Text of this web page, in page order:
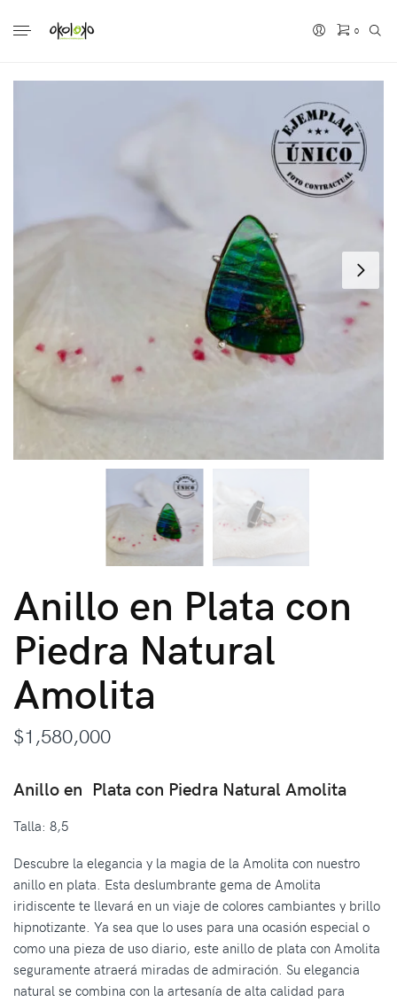
0
Anillo en Plata con
Piedra Natural
Amolita
$1,580,000
Anillo en Plata con Piedra Natural Amolita
Talla: 8,5
Descubre la elegancia y la magia de la Amolita con nuestro
anillo en plata. Esta deslumbrante gema de Amolita
iridiscente te llevará en un viaje de colores cambiantes y brillo
hipnotizante. Ya sea que lo uses para una ocasión especial o
como una pieza de uso diario, este anillo de plata con Amolita
seguramente atraerá miradas de admiración. Su elegancia
natural se combina con la artesanía de alta calidad para